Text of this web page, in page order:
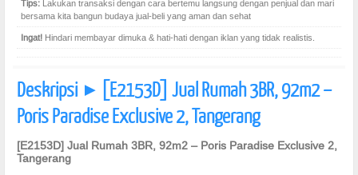
Tips: Lakukan transaksi dengan cara bertemu langsung dengan penjual dan mari
bersama kita bangun budaya jual-beli yang aman dan sehat
Ingat! Hindari membayar dimuka & hati-hati dengan iklan yang tidak realistis.
Deskripsi ] [E2153D] Jual Rumah 3BR, 92m2 –
Poris Paradise Exclusive 2, Tangerang
[E2153D] Jual Rumah 3BR, 92m2 – Poris Paradise Exclusive 2,
Tangerang